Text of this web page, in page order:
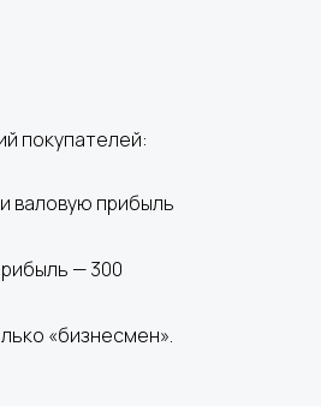
покупателей:
валовую прибыль
— 300
«бизнесмен».